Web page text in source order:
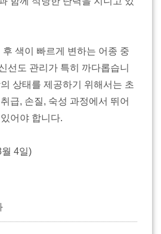
색이 빠르게 변하는 어종 중
선도 관리가 특히 까다롭습니
상태를 제공하기 위해서는 초
급, 손질, 숙성 과정에서 뛰어
어야 합니다.
4일)